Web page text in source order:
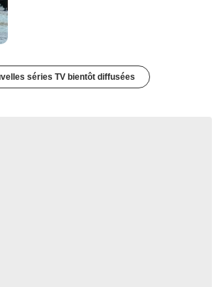
séries TV bientôt diffusées